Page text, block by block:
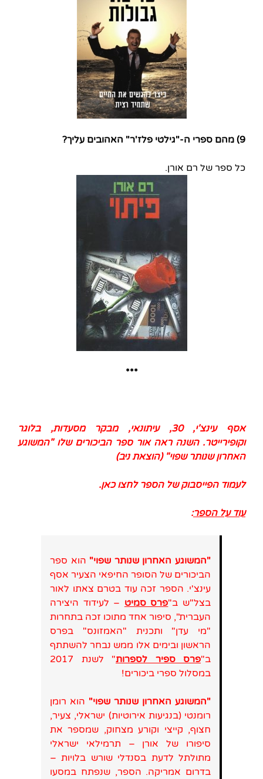
9) מהם ספרי ה-"גילטי פלז'ר" האהובים עליך?
כל ספר של רם אורן.
***
אסף עינצ'י, 30, עיתונאי, מבקר מסעדות, בלוגר
וקופירייטר. השנה ראה אור ספר הביכורים שלו "המשוגע
האחרון שנותר שפוי" (הוצאת ניב)
לעמוד הפייסבוק של הספר לחצוכאן.
עוד על הספר:
"המשוגע האחרון שנותר שפוי" הוא ספר
הביכורים של הסופר החיפאי הצעיר אסף
עינצ'י. הספר זכה עוד בטרם צאתו לאור
בצל"ש ב"פרס סמיט – לעידוד היצירה
העברית", סיפור אחד מתוכו זכה בתחרות
"מי עדן" ותכנית "האמזונס" בפרס
הראשון ובימים אלו ממש נבחר להשתתף
ב"פרס ספיר לספרות
" לשנת 2017
במסלול ספרי ביכורים!
"המשוגע האחרון שנותר שפוי" הוא רומן
רומנטי (בנגיעות אירוטיות) ישראלי, צעיר,
חצוף, קייצי וקורע מצחוק, שמספר את
סיפורו של אורן – תרמילאי ישראלי
מתולתל לדעת בסנדלי שורש בלויות –
בדרום אמריקה. הספר, שנפתח במסעו